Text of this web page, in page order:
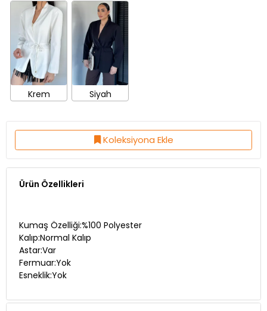
Krem Siyah
Koleksiyona Ekle
Ürün Özellikleri
Kumaş Özelliği:%100 Polyester
Kalıp:Normal Kalıp
Astar:Var
Fermuar:Yok
Esneklik:Yok